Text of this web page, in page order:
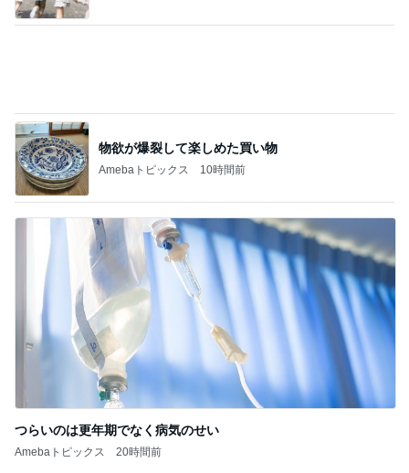
物欲が爆裂して楽しめた買い物
Amebaトピックス 10時間前
つらいのは更年期でなく病気のせい
Amebaトピックス 20時間前